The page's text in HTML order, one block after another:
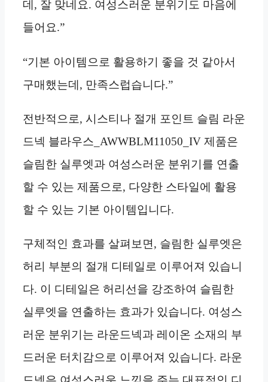
데, 잘 맞네요. 여성스러운 분위기도 마음에
들어요.”
“기본 아이템으로 활용하기 좋을 것 같아서
구매했는데, 만족스럽습니다.”
전반적으로, 시스티나 절개 포인트 슬림 라운
드넥 블라우스_AWWBLM11050_IV 제품은
슬림한 실루엣과 여성스러운 분위기를 연출
할 수 있는 제품으로, 다양한 스타일에 활용
할 수 있는 기본 아이템입니다.
구체적인 효과를 살펴보면, 슬림한 실루엣은
허리 부분의 절개 디테일로 이루어져 있습니
다. 이 디테일은 허리선을 강조하여 슬림한
실루엣을 연출하는 효과가 있습니다. 여성스
러운 분위기는 라운드넥과 레이온 소재의 부
드러운 터치감으로 이루어져 있습니다. 라운